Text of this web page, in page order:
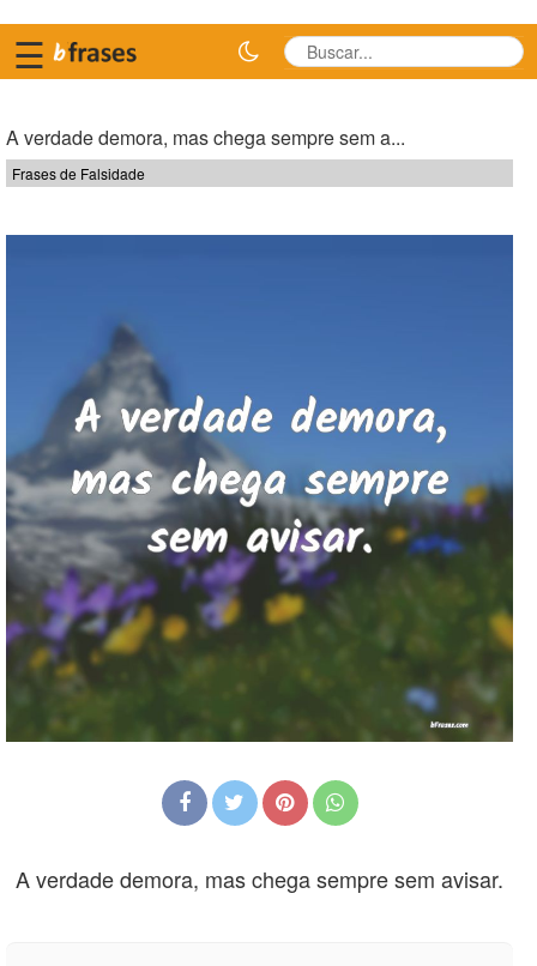
☰
A verdade demora, mas chega sempre sem a...
Frases de Falsidade
A verdade demora, mas chega sempre sem avisar.